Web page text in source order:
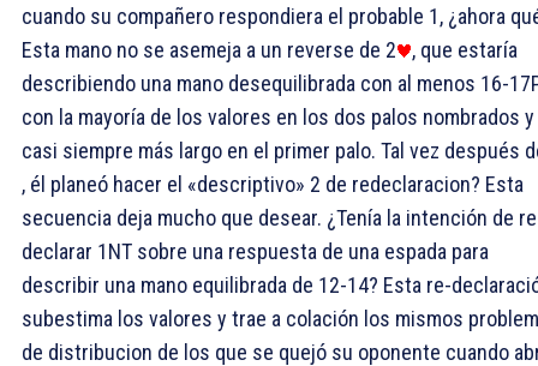
cuando su compañero respondiera el probable 1, ¿ahora
Esta mano no se asemeja a un reverse de 2
, que estaría
describiendo una mano desequilibrada con al menos 16-
con la mayoría de los valores en los dos palos nombrados y
casi siempre más largo en el primer palo. Tal vez después
, él planeó hacer el «descriptivo» 2 de redeclaracion? Esta
secuencia deja mucho que desear. ¿Tenía la intención de
declarar 1NT sobre una respuesta de una espada para
describir una mano equilibrada de 12-14? Esta re-
subestima los valores y trae a colación los mismos
de distribucion de los que se quejó su oponente cuando